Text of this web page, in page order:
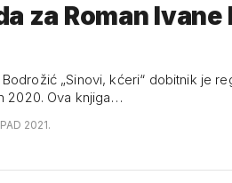
za Roman
Bodrožić „Sinovi, kćeri“ dobitnik je
2020. Ova knjiga…
2021.